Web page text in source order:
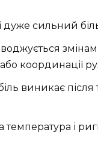
дуже сильний
координації
виникає після
і